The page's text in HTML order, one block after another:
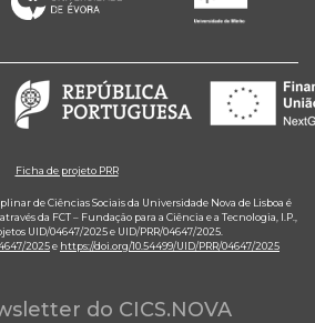
Ficha de projeto PRR
de Ciências Sociais da Universidade Nova de Lisboa é
da FCT – Fundação para a Ciência e a Tecnologia, I.P.,
UID/04647/2025 e UID/PRR/04647/2025.
2025e https://doi.org/10.54499/UID/PRR/04647/2025
do CICS.NOVA